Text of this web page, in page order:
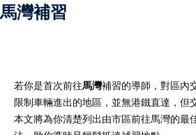
馬灣補習
若你是首次前往馬灣補習的導師，對區內
限制車輛進出的地區，並無港鐵直達，但
本文將為你清楚列出由市區前往馬灣的最